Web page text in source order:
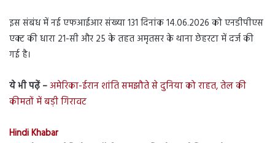
इस संबंध में नई एफआईआर संख्या 131 दिनांक 14.06.2026 को एनडीपीएस
एक्ट की धारा 21-सी और 25 के तहत अमृतसर के थाना छेहरटा में दर्ज की
गई है।
ये भी पढ़ें –अमेरिका-ईरान शांति समझौते से दुनिया को राहत, तेल की
कीमतों में बड़ी गिरावट
Hindi Khabar